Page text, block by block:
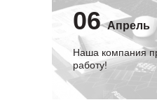
06 Апрель
Наша компания
работу!